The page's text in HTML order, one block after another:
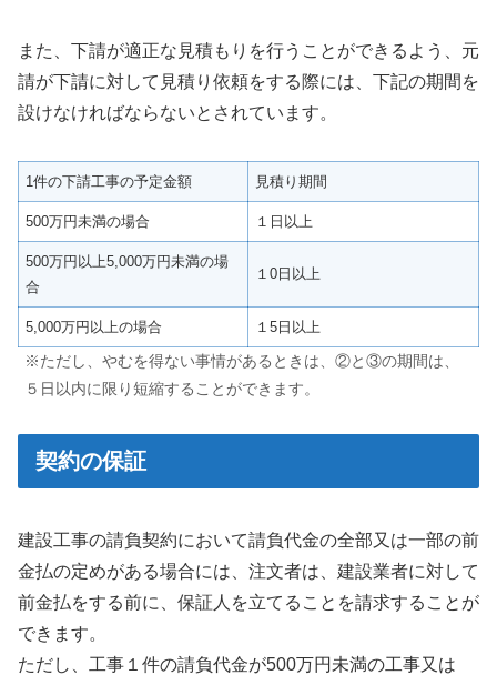
また、下請が適正な見積もりを行うことができるよう、元
請が下請に対して見積り依頼をする際には、下記の期間を
設けなければならないとされています。
1件の下請工事の予定金額 見積り期間
500万円未満の場合 １日以上
500万円以上5,000万円未満の場
合
１0日以上
5,000万円以上の場合 １5日以上
※ただし、 やむを得ない事情があるとき は 、②と③の期間は、
５日以内に限り短縮することができます。
契約の保証
建設工事の請負契約において請負代金の全部又は一部の前
金払の定めがある場合には、注文者は、建設業者に対して
前金払をする前に、保証人を立てることを請求することが
できます。
ただし、工事１件の請負代金が500万円未満の工事又は